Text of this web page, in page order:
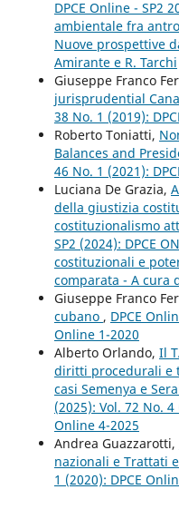
DPCE Online - SP2
ambientale fra
Nuove prospettive
Amirante e R. Tarchi
Giuseppe Franco
jurisprudential
38 No. 1 (2019):
Roberto Toniatti,
Balances and
46 No. 1 (2021):
Luciana De Grazia,
della giustizia
costituzionalismo
SP2 (2024): DPCE
costituzionali e
comparata - A cura
Giuseppe Franco
cubano , DPCE
Online 1-2020
Alberto Orlando, Il
diritti procedurali e
casi Semenya e
(2025): Vol. 72 No. 4
Online 4-2025
Andrea Guazzarotti,
nazionali e Trattati
1 (2020): DPCE